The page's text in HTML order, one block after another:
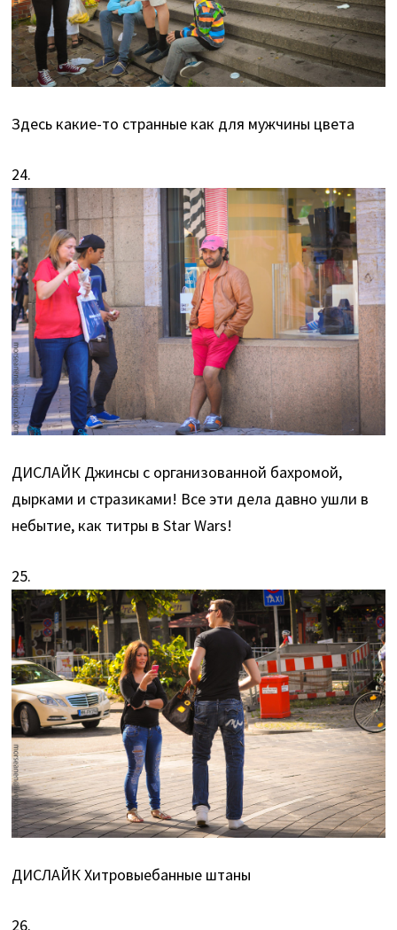
Здесь какие-то странные как для мужчины цвета
24.
ДИСЛАЙК Джинсы с организованной бахромой,
дырками и стразиками! Все эти дела давно ушли в
небытие, как титры в Star Wars!
25.
ДИСЛАЙК Хитровыебанные штаны
26.